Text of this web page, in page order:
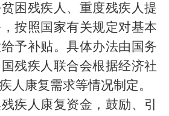
困残疾人、重度残疾人提
按照国家有关规定对基本
予补贴。具体办法由国务
残疾人联合会根据经济社
人康复需求等情况制定。
疾人康复资金，鼓励、引